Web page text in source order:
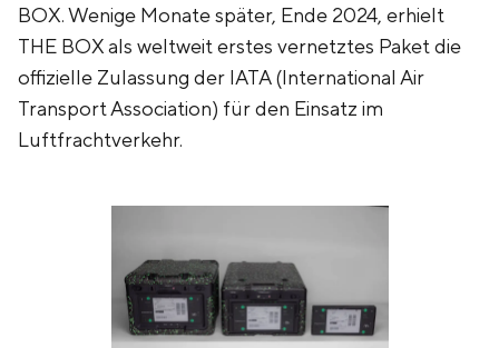
BOX. Wenige Monate später, Ende 2024, erhielt
THE BOX als weltweit erstes vernetztes Paket die
offizielle Zulassung der IATA (International Air
Transport Association) für den Einsatz im
Luftfrachtverkehr.